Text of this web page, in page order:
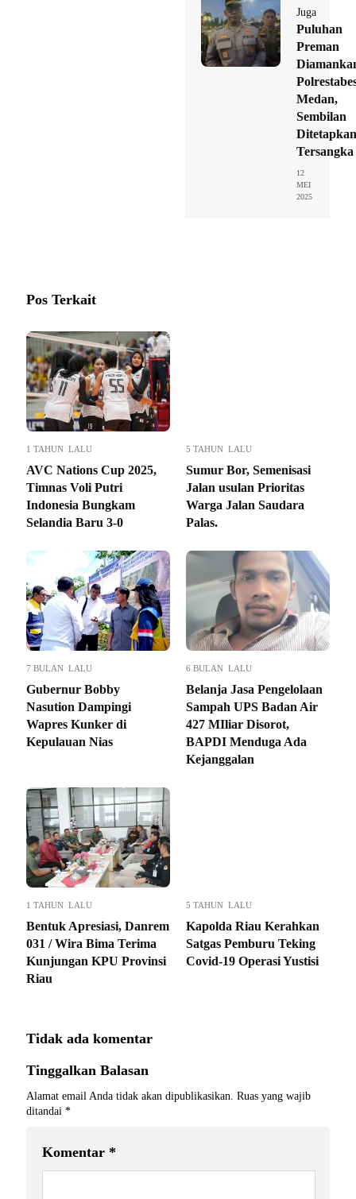
Juga
Puluhan
Preman
Medan,
Sembilan
Ditetapkan
Tersangka
12
MEI
2025
Pos Terkait
1 TAHUN LALU
AVC Nations Cup 2025,
Timnas Voli Putri
Indonesia Bungkam
Selandia Baru 3-0
5 TAHUN LALU
Sumur Bor, Semenisasi
Jalan usulan Prioritas
Warga Jalan Saudara
Palas.
7 BULAN LALU
Gubernur Bobby
Nasution Dampingi
Wapres Kunker di
Kepulauan Nias
6 BULAN LALU
Belanja Jasa Pengelolaan
Sampah UPS Badan Air
427 MIliar Disorot,
BAPDI Menduga Ada
Kejanggalan
1 TAHUN LALU
Bentuk Apresiasi, Danrem
031 / Wira Bima Terima
Kunjungan KPU Provinsi
Riau
5 TAHUN LALU
Kapolda Riau Kerahkan
Satgas Pemburu Teking
Covid-19 Operasi Yustisi
Tidak ada komentar
Tinggalkan Balasan
Alamat email Anda tidak akan dipublikasikan. Ruas yang wajib
ditandai *
Komentar *